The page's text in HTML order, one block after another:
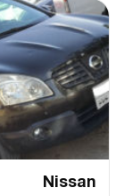
Nissan